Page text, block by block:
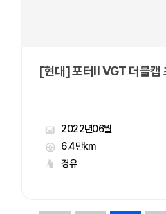
[현대] 포터II VGT 더블캡
2022년06월
6.4만km
경유